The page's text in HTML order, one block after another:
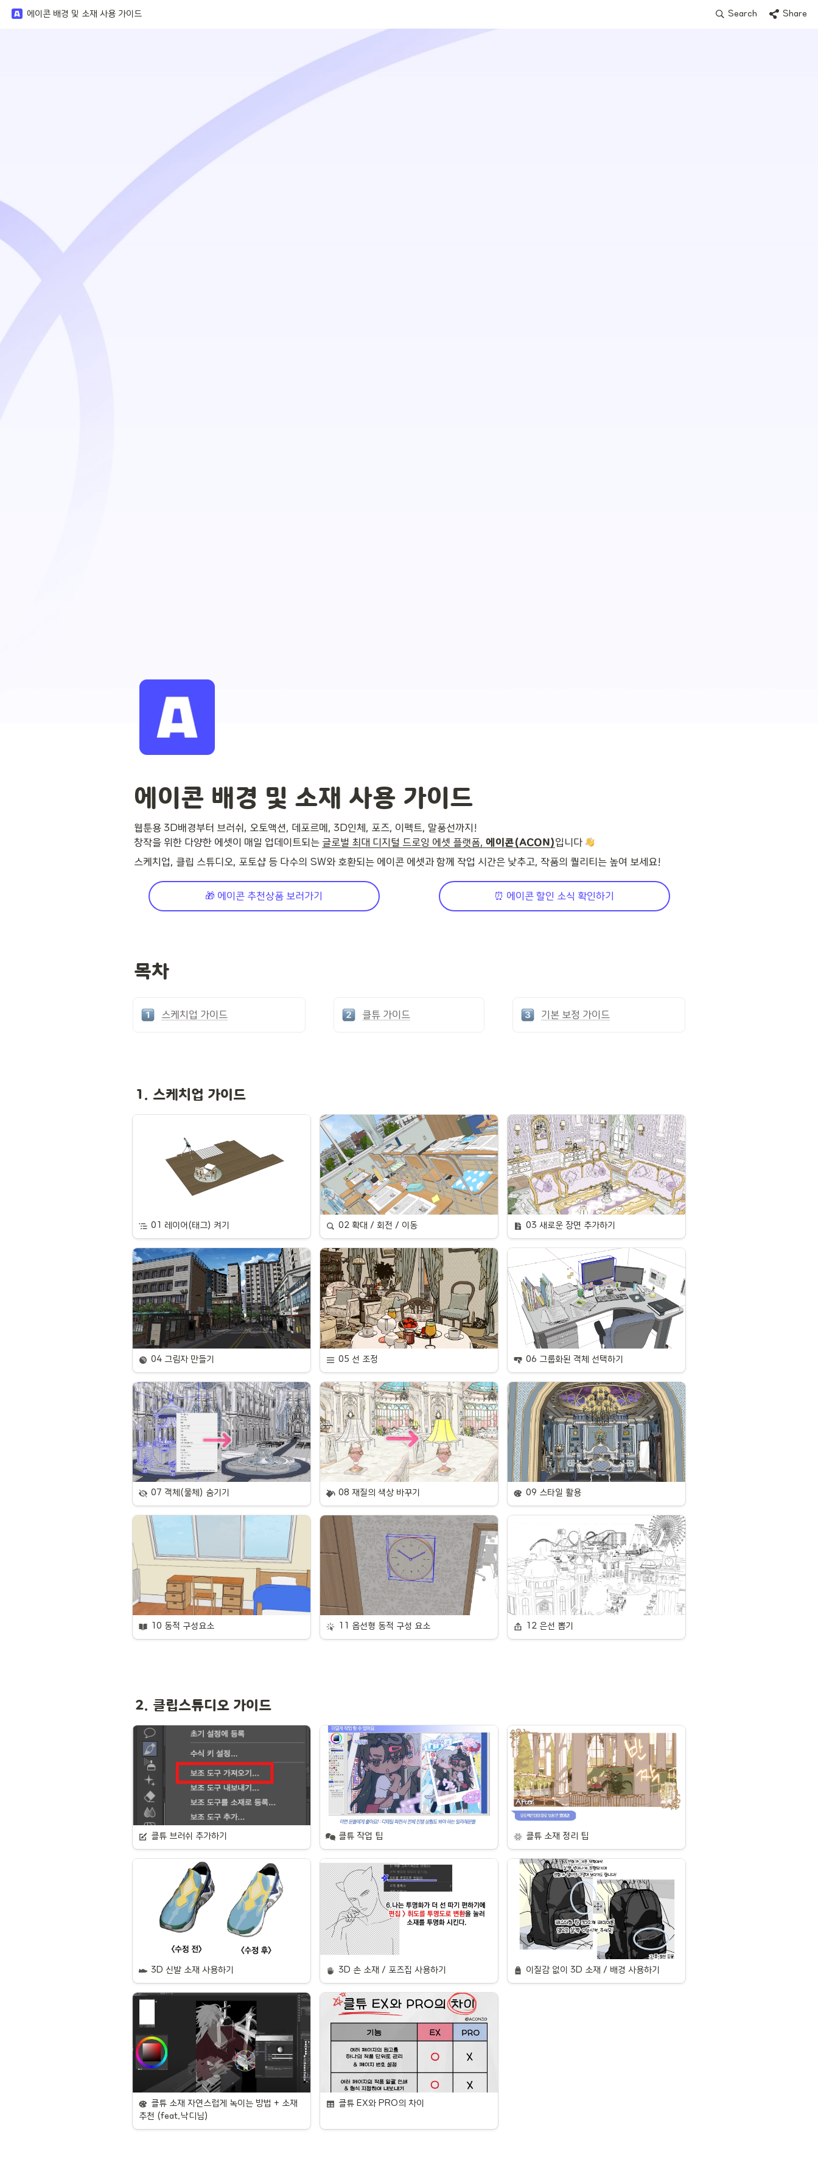
에이콘 배경 및 소재 사용 가이드 Search Share
에이콘 배경 및 소재 사용 가이드
웹툰용 3D배경부터 브러쉬, 오토액션, 데포르메, 3D인체, 포즈, 이펙트, 말풍선까지!
창작을 위한 다양한 에셋이 매일 업데이트되는 글로벌 최대 디지털 드로잉 에셋 플랫폼, 에이콘(ACON)입니다
스케치업, 클립 스튜디오, 포토샵 등 다수의 SW와 호환되는 에이콘 에셋과 함께 작업 시간은 낮추고, 작품의 퀄리티는 높여 보세요!
🎁 에이콘 추천상품 보러가기 ⏰ 에이콘 할인 소식 확인하기
목차
스케치업 가이드 클튜 가이드 기본 보정 가이드
1. 스케치업 가이드
01 레이어(태그) 켜기 02 확대 / 회전 / 이동 03 새로운 장면 추가하기
04 그림자 만들기 05 선 조정 06 그룹화된 객체 선택하기
07 객체(물체) 숨기기 08 재질의 색상 바꾸기 09 스타일 활용
10 동적 구성요소 11 옵선형 동적 구성 요소 12 은선 뽑기
2. 클립스튜디오 가이드
클튜 브러쉬 추가하기 클튜 작업 팁 클튜 소재 정리 팁
3D 신발 소재 사용하기 3D 손 소재 / 포즈집 사용하기 이질감 없이 3D 소재 / 배경 사용하기
클튜 소재 자연스럽게 녹이는 방법 + 소재
추천 (feat.낙디님)
클튜 EX와 PRO의 차이